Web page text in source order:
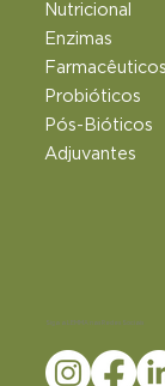
Nutricional
Enzimas
Farmacêuticos
Probióticos
Pós-Bióticos
Adjuvantes
Siga a LEMMA nas Redes Sociais